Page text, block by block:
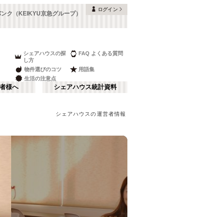
ク（KEIKYU京急グループ）
ログイン
シェアハウスの探
し方
FAQ よくある質問
物件選びのコツ
用語集
生活の注意点
様へ シェアハウス統計資料
シェアハウスの運営者情報